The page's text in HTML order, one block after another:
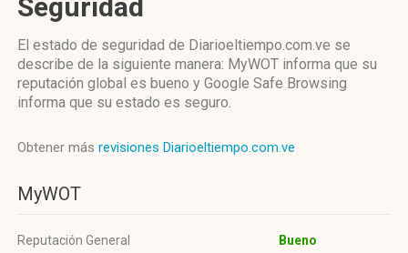
Seguridad
El estado de seguridad de Diarioeltiempo.com.ve se
describe de la siguiente manera: MyWOT informa que su
reputación global es bueno y Google Safe Browsing
informa que su estado es seguro.
Obtener más revisiones Diarioeltiempo.com.ve
MyWOT
Reputación General Bueno